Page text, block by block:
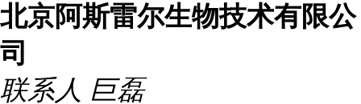
北京阿斯雷尔生物技术有限公
司
联系人 巨磊